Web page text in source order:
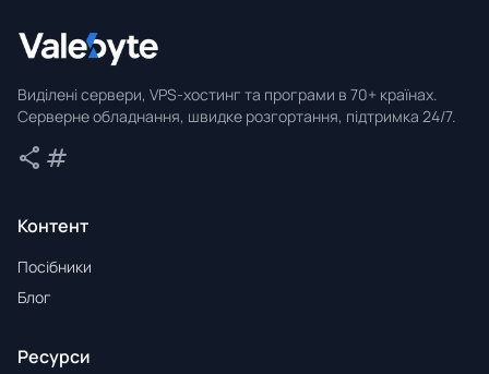
Виділені сервери, VPS-хостинг та програми в 70+ країнах.
Серверне обладнання, швидке розгортання, підтримка 24/7.
share Поділитися
tag
Контент
Посібники
Блог
Ресурси